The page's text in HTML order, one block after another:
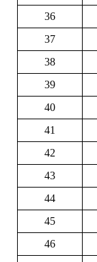
36
37
38
39
40
41
42
43
44
45
46